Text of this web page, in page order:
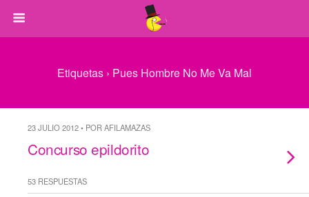
Etiquetas › Pues Hombre No Me Va Mal
23 JULIO 2012 • POR AFILAMAZAS
Concurso epildorito
53 RESPUESTAS